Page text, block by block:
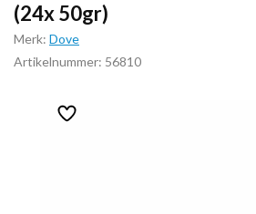
(24x 50gr)
Merk: Dove
Artikelnummer: 56810